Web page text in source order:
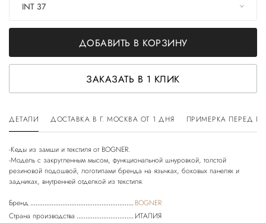
INT 37
ДОБАВИТЬ В КОРЗИНУ
ЗАКАЗАТЬ В 1 КЛИК
ДЕТАЛИ ДОСТАВКА В Г. МОСКВА ОТ 1 ДНЯ ПРИМЕРКА ПЕРЕД
-Кеды из замши и текстиля от BOGNER.
-Модель с закругленным мысом, функциональной шнуровкой, толстой
резиновой подошвой, логотипами бренда на язычках, боковых панелях и
Бренд
BOGNER
Страна производства
ИТАЛИЯ